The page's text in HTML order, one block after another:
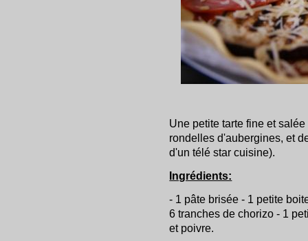
Une petite tarte fine et
rondelles d'aubergines, et
d'un télé star cuisine).
Ingrédients:
- 1 pâte brisée - 1 petite
6 tranches de chorizo - 1
et poivre.